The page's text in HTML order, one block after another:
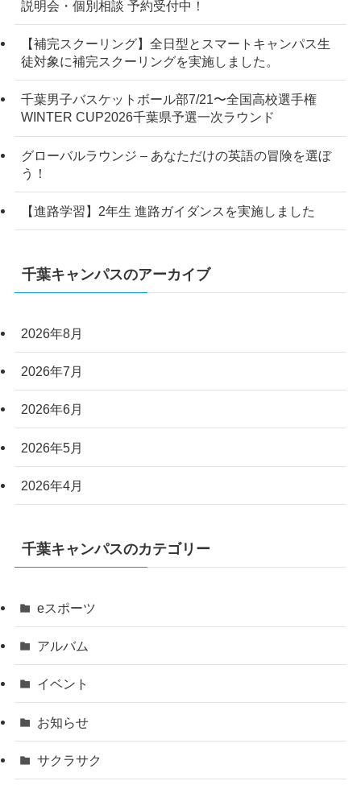
説明会・個別相談 予約受付中！
【補完スクーリング】全日型とスマートキャンパス生
徒対象に補完スクーリングを実施しました。
千葉男子バスケットボール部7/21〜全国高校選手権
WINTER CUP2026千葉県予選一次ラウンド
グローバルラウンジ – あなただけの英語の冒険を選ぼ
う！
【進路学習】2年生 進路ガイダンスを実施しました
千葉キャンパスのアーカイブ
2026年8月
2026年7月
2026年6月
2026年5月
2026年4月
千葉キャンパスのカテゴリー
eスポーツ
アルバム
イベント
お知らせ
サクラサク